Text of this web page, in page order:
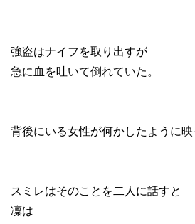
強盗はナイフを取り出すが
急に血を吐いて倒れていた。
背後にいる女性が何かしたように映
スミレはそのことを二人に話すと
凜は